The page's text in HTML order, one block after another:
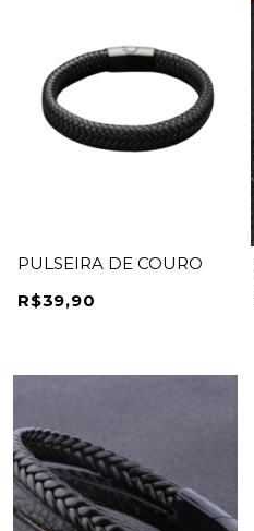
PULSEIRA DE COURO
R$39,90